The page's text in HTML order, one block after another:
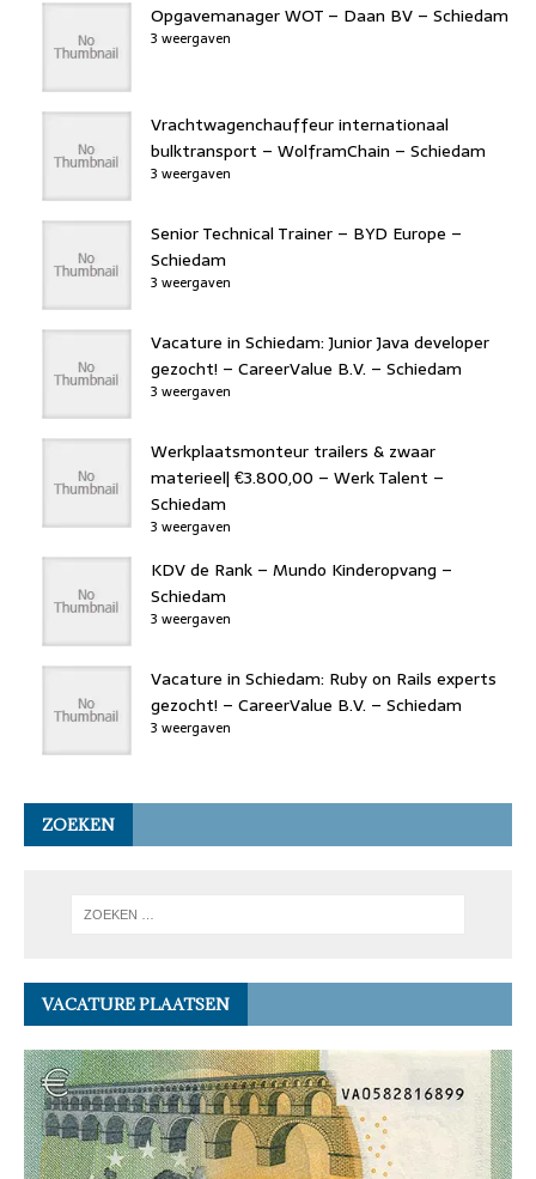
Opgavemanager WOT – Daan BV – Schiedam
3 weergaven
Vrachtwagenchauffeur internationaal
bulktransport – WolframChain – Schiedam
3 weergaven
Senior Technical Trainer – BYD Europe –
Schiedam
3 weergaven
Vacature in Schiedam: Junior Java developer
gezocht! – CareerValue B.V. – Schiedam
3 weergaven
Werkplaatsmonteur trailers & zwaar
materieel| €3.800,00 – Werk Talent –
Schiedam
3 weergaven
KDV de Rank – Mundo Kinderopvang –
Schiedam
3 weergaven
Vacature in Schiedam: Ruby on Rails experts
gezocht! – CareerValue B.V. – Schiedam
3 weergaven
ZOEKEN
VACATURE PLAATSEN